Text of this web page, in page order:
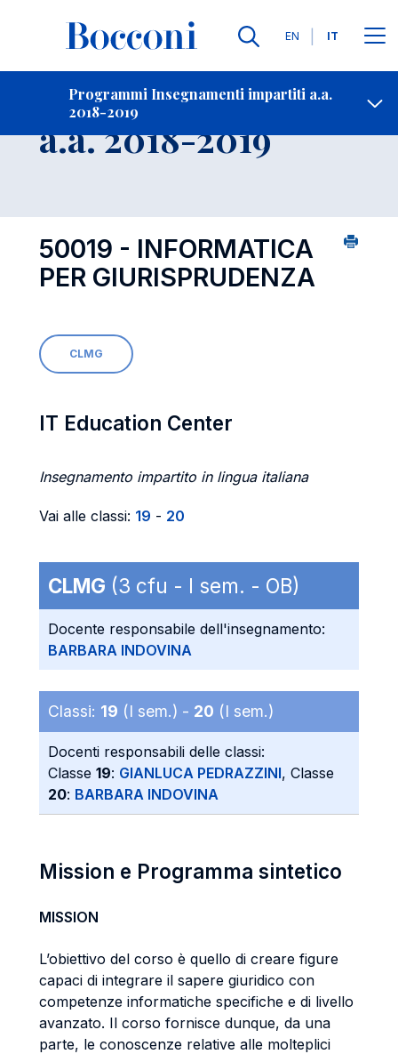
Lingue
EN IT
Programmi Insegnamenti impartiti a.a.
2018-2019
Contatti
Insegnamento
a.a. 2018-2019
50019 - INFORMATICA
PER GIURISPRUDENZA
CLMG
IT Education Center
Insegnamento impartito in lingua italiana
Vai alle classi: 19 - 20
CLMG (3 cfu - I sem. - OB)
Docente responsabile dell'insegnamento:
BARBARA INDOVINA
Classi: 19 (I sem.) - 20 (I sem.)
Docenti responsabili delle classi:
Classe 19: GIANLUCA PEDRAZZINI, Classe
20: BARBARA INDOVINA
Mission e Programma sintetico
MISSION
L’obiettivo del corso è quello di creare figure
capaci di integrare il sapere giuridico con
competenze informatiche specifiche e di livello
avanzato. Il corso fornisce dunque, da una
parte, le conoscenze relative alle molteplici